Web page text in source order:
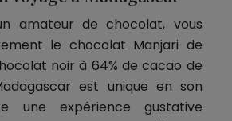
amateur de chocolat, vous
le chocolat Manjari de
noir à 64% de cacao de
est unique en son
une expérience gustative